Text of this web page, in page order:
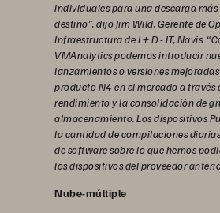
individuales para una descarga más
destino”, dijo Jim Wild, Gerente de
Infraestructura de I + D - IT, Navis.
VMAnalytics podemos introducir
lanzamientos o versiones
producto N4 en el mercado a través
rendimiento y la consolidación de
almacenamiento. Los dispositivos
la cantidad de compilaciones
de software sobre lo que hemos
los dispositivos del proveedor
Nube-múltiple